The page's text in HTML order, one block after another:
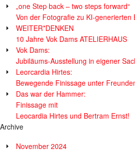
„one Step back – two steps forward“
Von der Fotografie zu KI-generierten
WEITER*DENKEN
10 Jahre Vok Dams ATELIERHAUS
Vok Dams:
Jubiläums-Ausstellung in eigener
Leorcardia Hirtes:
Bewegende Finissage unter
Das war der Hammer:
Finissage mit
Leocardia Hirtes und Bertram Ernst!
Archive
November 2024